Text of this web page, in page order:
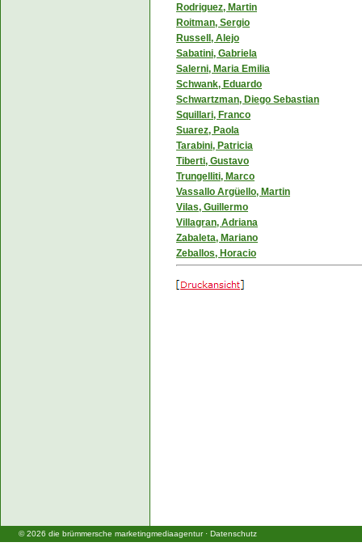
Rodriguez, Martin
Roitman, Sergio
Russell, Alejo
Sabatini, Gabriela
Salerni, Maria Emilia
Schwank, Eduardo
Schwartzman, Diego Sebastian
Squillari, Franco
Suarez, Paola
Tarabini, Patricia
Tiberti, Gustavo
Trungelliti, Marco
Vassallo Argüello, Martin
Vilas, Guillermo
Villagran, Adriana
Zabaleta, Mariano
Zeballos, Horacio
© 2026 die brümmersche marketingmediaagentur· Datenschutz